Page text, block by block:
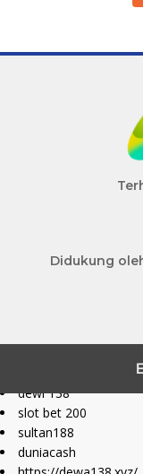
Didukung
dewi 138
slot bet 200
sultan188
duniacash